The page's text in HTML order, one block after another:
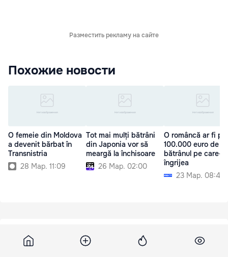
Разместить рекламу на сайте
Похожие новости
O femeie din Moldova
a devenit bărbat în
Transnistria
28 Мар. 11:09
Tot mai mulți bătrâni
din Japonia vor să
meargă la închisoare
26 Мар. 02:00
O româncă ar fi
100.000 euro de la
bătrânul pe care-l
îngrijea
23 Мар. 08:40
6 persoane au murit în Rusia,în